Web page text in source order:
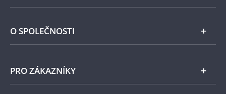
E-shop
Stříbro
O SPOLEČNOSTI
Národní Pokladnice
PRO ZÁKAZNÍKY